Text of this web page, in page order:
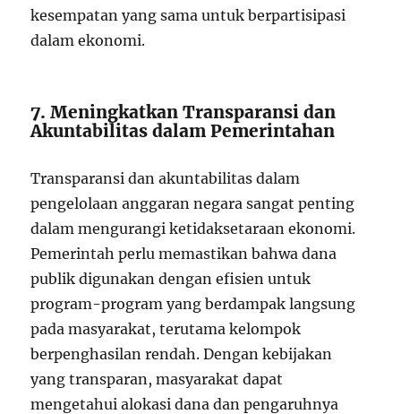
kesempatan yang sama untuk berpartisipasi
dalam ekonomi.
7. Meningkatkan Transparansi dan
Akuntabilitas dalam Pemerintahan
Transparansi dan akuntabilitas dalam
pengelolaan anggaran negara sangat penting
dalam mengurangi ketidaksetaraan ekonomi.
Pemerintah perlu memastikan bahwa dana
publik digunakan dengan efisien untuk
program-program yang berdampak langsung
pada masyarakat, terutama kelompok
berpenghasilan rendah. Dengan kebijakan
yang transparan, masyarakat dapat
mengetahui alokasi dana dan pengaruhnya